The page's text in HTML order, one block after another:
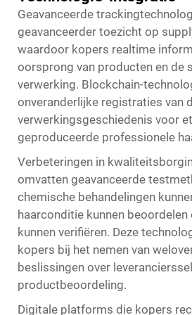
Geavanceerde
geavanceerder toezicht op
waardoor kopers realtime
oorsprong van producten en de
verwerking. Blockchain-
onveranderlijke registraties van
verwerkingsgeschiedenis voor
geproduceerde professionele
Verbeteringen in
omvatten geavanceerde
chemische behandelingen
haarconditie kunnen
kunnen verifiëren. Deze
kopers bij het nemen van
beslissingen over
productbeoordeling.
Digitale platforms die kopers